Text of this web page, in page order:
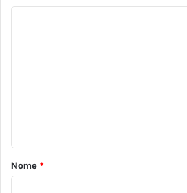
rNome *